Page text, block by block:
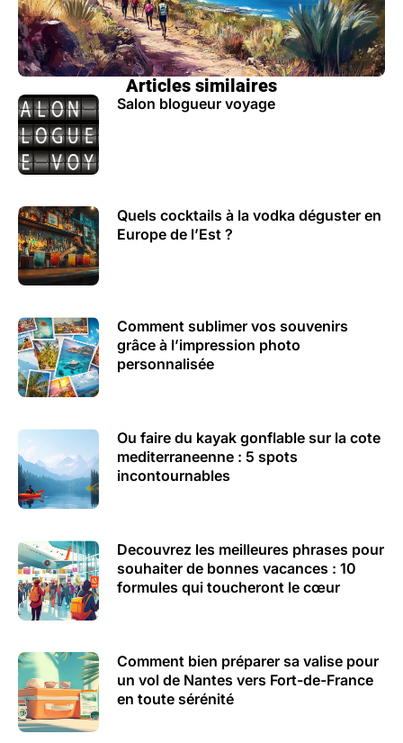
Articles similaires
Salon blogueur voyage
Quels cocktails à la vodka déguster en
Europe de l’Est ?
Comment sublimer vos souvenirs
grâce à l’impression photo
personnalisée
Ou faire du kayak gonflable sur la cote
mediterraneenne : 5 spots
incontournables
Decouvrez les meilleures phrases pour
souhaiter de bonnes vacances : 10
formules qui toucheront le cœur
Comment bien préparer sa valise pour
un vol de Nantes vers Fort-de-France
en toute sérénité